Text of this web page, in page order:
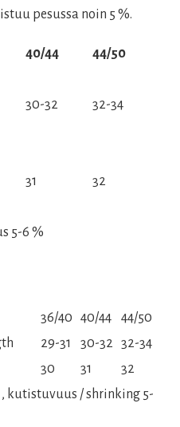
pesussa noin 5 %.
40/44
44/50
30-32 32-34
31 32
5-6 %
36/40 40/44
44/50
29-31 30-32
32-34
30 31
32
kutistuvuus / shrinking 5-